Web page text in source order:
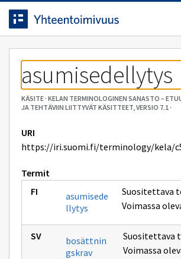
Siirrytty
sivulle
Siirry suoraan sisältöön.
asumisedellytys
KÄSITE· KELAN TERMINOLOGINEN SANASTO –
JA TEHTÄVIIN LIITTYVÄT KÄSITTEET, VERSIO 7.1·
URI
https://iri.suomi.fi/terminology/kela/
Termit
asumisede
llytys
Suositettava
Voimassa
bosättnin
gskrav
Suositettava
Voimassa